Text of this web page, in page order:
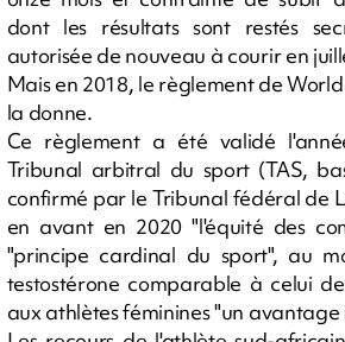
dont les résultats sont restés
autorisée de nouveau à courir en
Mais en 2018, le règlement de
la donne.
Ce règlement a été validé
Tribunal arbitral du sport (TAS,
confirmé par le Tribunal fédéral de
en avant en 2020 "l'équité des
"principe cardinal du sport", au
testostérone comparable à celui
aux athlètes féminines "un